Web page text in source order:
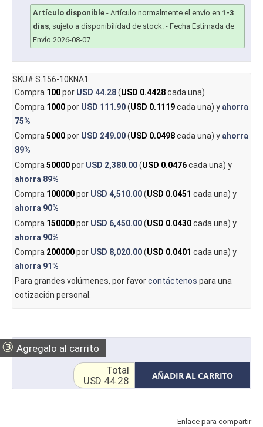
Artículo disponible - Artículo normalmente el envío en 1-3
días, sujeto a disponibilidad de stock. - Fecha Estimada de
Envío 2026-08-07
SKU# S.156-10KNA1
Compra 100por USD 44.28(USD 0.4428cada una)
Compra 1000por USD 111.90(USD 0.1119cada una) y ahorra
75%
Compra5000por USD 249.00(USD 0.0498cada una) y ahorra
89%
Compra 50000por USD 2,380.00(USD 0.0476cada una) y
ahorra 89%
Compra 100000por USD 4,510.00(USD 0.0451 cada una) y
ahorra 90%
Compra 150000por USD 6,450.00(USD 0.0430cada una) y
ahorra 90%
Compra 200000por USD 8,020.00(USD 0.0401 cada una) y
ahorra 91%
Para grandes volúmenes, por favorcontáctenos para una
cotización personal.
③ Agregalo al carrito
AÑADIR AL CARRITO
Total
USD 44.28
Enlace para compartir